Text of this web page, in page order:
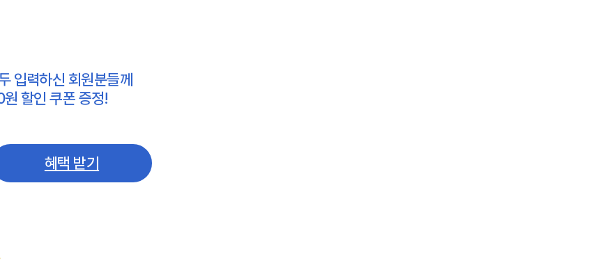
입력하신 회원분들께
할인 쿠폰 증정!
혜택 받기